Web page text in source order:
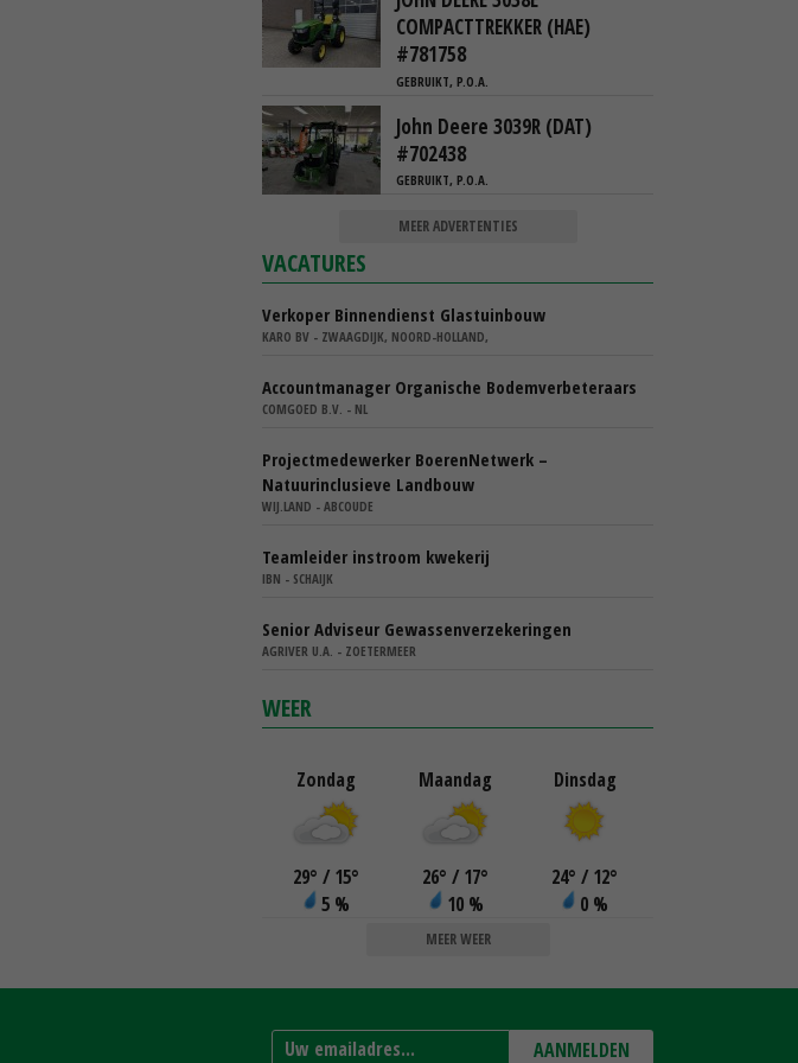
COMPACTTREKKER (HAE)
#781758
GEBRUIKT, P.O.A.
John Deere 3039R (DAT)
#702438
GEBRUIKT, P.O.A.
MEER ADVERTENTIES
VACATURES
Verkoper Binnendienst Glastuinbouw
KARO BV - ZWAAGDIJK, NOORD-HOLLAND,
Accountmanager Organische Bodemverbeteraars
COMGOED B.V. - NL
Projectmedewerker BoerenNetwerk –
Natuurinclusieve Landbouw
WIJ.LAND - ABCOUDE
Teamleider instroom kwekerij
IBN - SCHAIJK
Senior Adviseur Gewassenverzekeringen
AGRIVER U.A. - ZOETERMEER
WEER
Zondag
29° / 15°
5 %
Maandag
26° / 17°
10 %
Dinsdag
24° / 12°
0 %
MEER WEER
AANMELDEN